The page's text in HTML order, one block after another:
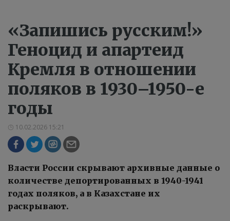
«Запишись русским!»
Геноцид и апартеид
Кремля в отношении
поляков в 1930–1950-е
годы
10.02.2026 15:21
Власти России скрывают архивные данные о
количестве депортированных в 1940-1941
годах поляков, а в Казахстане их
раскрывают.